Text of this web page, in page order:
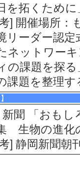
を拓くために
] 開催場所：
リーダー認
ネットワー
の課題を探
課題を整理
新聞 「おも
生物の進化
] 静岡新聞朝